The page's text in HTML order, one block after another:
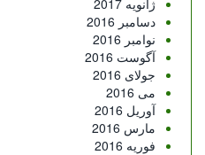
ژانویه 2017
دسامبر 2016
نوامبر 2016
آگوست 2016
جولای 2016
می 2016
آوریل 2016
مارس 2016
فوریه 2016